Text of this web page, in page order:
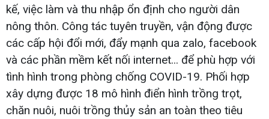
kế, việc làm và thu nhập ổn định cho người dân
nông thôn. Công tác tuyên truyền, vận động được
các cấp hội đổi mới, đẩy mạnh qua zalo, facebook
và các phần mềm kết nối internet... để phù hợp với
tình hình trong phòng chống COVID-19. Phối hợp
xây dựng được 18 mô hình điển hình trồng trọt,
chăn nuôi, nuôi trồng thủy sản an toàn theo tiêu